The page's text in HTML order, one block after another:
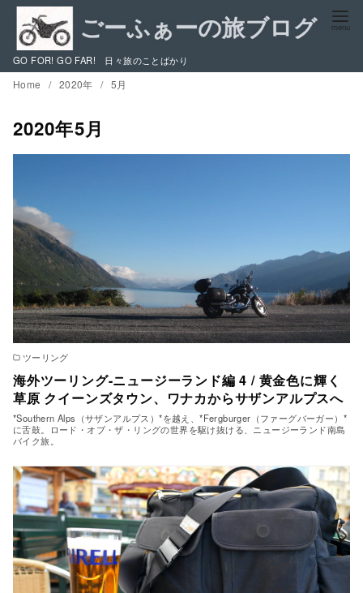
ン
GO FOR! GO FAR! 日々旅のことばかり
Home 2020年 5月
2020年5月
ツーリング
海外ツーリング-ニュージーランド編 4 / 黄金色に輝く
草原 クイーンズタウン、ワナカからサザンアルプスへ
*Southern Alps（サザンアルプス）*を越え、*Fergburger（ファーグバーガー）*
に舌鼓。ロード・オブ・ザ・リングの世界を駆け抜ける、ニュージーランド南島
バイク旅。